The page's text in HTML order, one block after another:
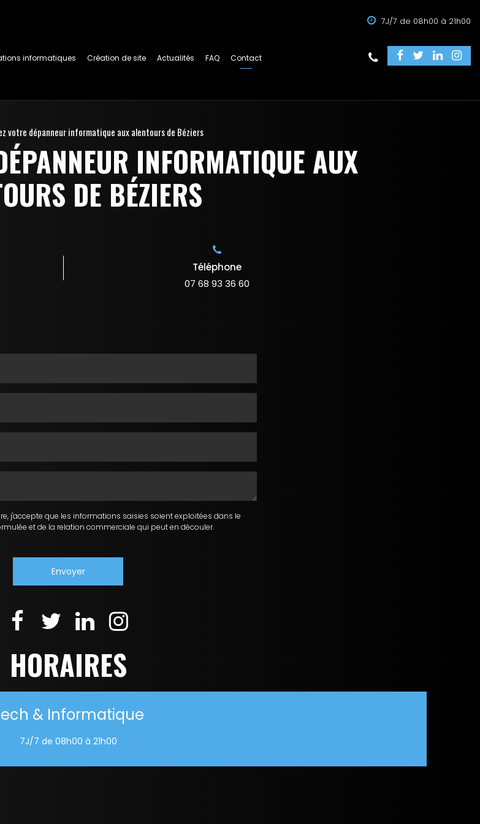
7J/7 de 08h00 à 21h00
informatiques Création de site Actualités FAQ Contact
votre dépanneur informatique aux alentours de Béziers
INFORMATIQUE AUX
DE BÉZIERS
Téléphone
07 68 93 36 60
j'accepte que les informations saisies soient exploitées dans le
et de la relation commerciale qui peut en découler.
HORAIRES
& Informatique
7J/7 de 08h00 à 21h00